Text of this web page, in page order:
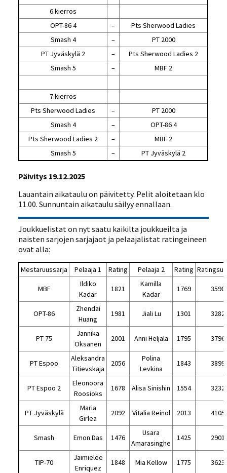
6.kierros
OPT-86 4
–
Pts Sherwood Ladies
Smash 4
–
PT 2000
PT Jyväskylä 2
–
Pts Sherwood Ladies 2
Smash 5
– MBF 2
7.kierros
Pts Sherwood Ladies
–
PT 2000
Smash 4
–
OPT-86 4
Pts Sherwood Ladies 2
–
MBF 2
Smash 5
– PT Jyväskylä 2
Päivitys 19.12.2025
Lauantain aikataulu on päivitetty. Pelit aloitetaan klo
11.00. Sunnuntain aikataulu säilyy ennallaan.
Joukkuelistat on nyt saatu kaikilta joukkueilta ja
naisten sarjojen sarjajaot ja pelaajalistat ratingeineen
ovat alla:
Mestaruussarja Pelaaja 1 Rating Pelaaja 2 Rating
MBF
Ildiko
Kadar
1821
Kamilla
Kadar
1769 3590
OPT-86
Zhendai
Huang
1981 Jiali Lu 1301 3282
PT 75
Jannika
Oksanen
2001 Anni Heljala 1795 3796
PT Espoo
Aleksandra
Titievskaja
2056
Polina
Levkina
1843 3899
PT Espoo 2
Eleonoora
Roosioks
1678 Alisa Sinishin 1554 3232
PT Jyväskylä
Maria
Girlea
2092 Vitalia Reinol 2013 4105
Smash Emon Das 1476
Usara
Amarasinghe
1425 2901
TIP-70
Jaimielee
Enriquez
1848 Mia Kellow 1775 3623